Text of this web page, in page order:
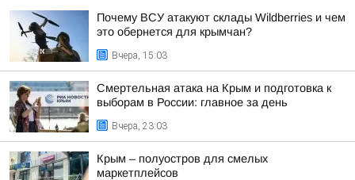
Почему ВСУ атакуют склады Wildberries и чем
это обернется для крымчан?
Вчера, 15:03
Смертельная атака на Крым и подготовка к
выборам в России: главное за день
Вчера, 23:03
Крым – полуостров для смелых
маркетплейсов